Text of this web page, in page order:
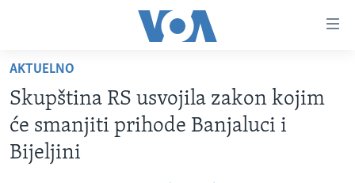
glavni
sadržaj
Pređi
na
glavnu
TV PROGRAM
VIDEO
FOTOGRAFIJE DANA
VIJESTI
AKTUELNO
Skupština RS usvojila zakon kojim
će smanjiti prihode Banjaluci i
Bijeljini